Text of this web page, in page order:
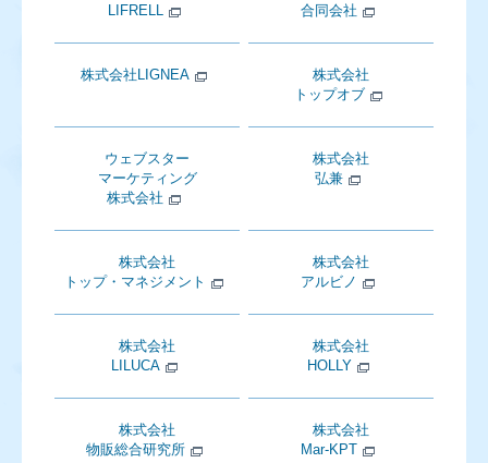
LIFRELL
合同会社
株式会社LIGNEA
株式会社
トップオブ
ウェブスター
マーケティング
株式会社
株式会社
弘兼
株式会社
トップ・マネジメント
株式会社
アルビノ
株式会社
LILUCA
株式会社
HOLLY
株式会社
物販総合研究所
株式会社
Mar-KPT